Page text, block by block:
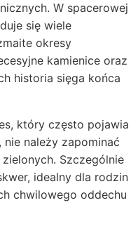
W spacerowej
się wiele
okresy
kamienice oraz
historia sięga końca
który często pojawia
należy zapominać
Szczególnie
idealny dla rodzin
chwilowego oddechu